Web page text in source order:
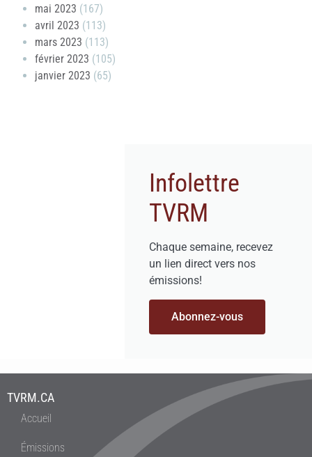
mai 2023 (167)
avril 2023 (113)
mars 2023 (113)
février 2023 (105)
janvier 2023 (65)
Infolettre
TVRM
Chaque semaine, recevez
un lien direct vers nos
émissions!
Abonnez-vous
TVRM.CA
Accueil
Émissions